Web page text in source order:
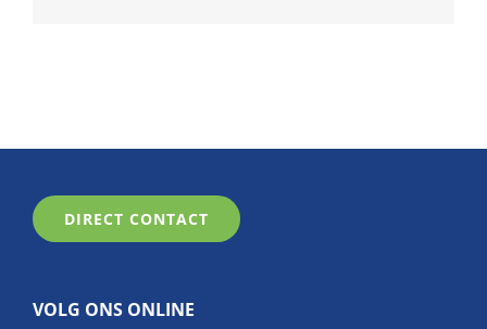
DIRECT CONTACT
VOLG ONS ONLINE